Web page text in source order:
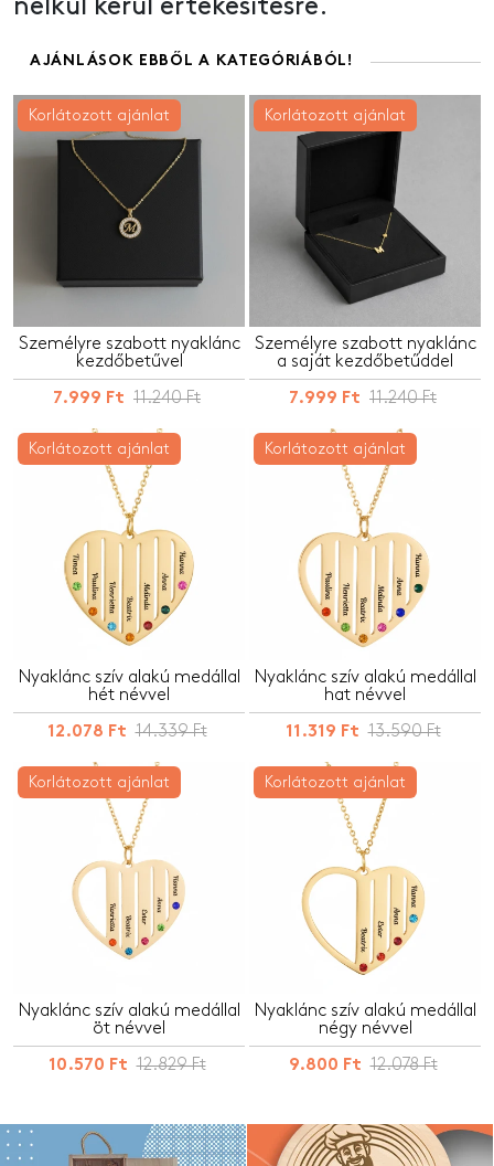
nélkül kerül értékesítésre.
AJÁNLÁSOK EBBŐL A KATEGÓRIÁBÓL!
Korlátozott ajánlat
Személyre szabott nyaklánc
kezdőbetűvel
7.999 Ft 11.240 Ft
Korlátozott ajánlat
Személyre szabott nyaklánc
a saját kezdőbetűddel
7.999 Ft 11.240 Ft
Korlátozott ajánlat
Nyaklánc szív alakú medállal
hét névvel
12.078 Ft 14.339 Ft
Korlátozott ajánlat
Nyaklánc szív alakú medállal
hat névvel
11.319 Ft 13.590 Ft
Korlátozott ajánlat
Nyaklánc szív alakú medállal
öt névvel
10.570 Ft 12.829 Ft
Korlátozott ajánlat
Nyaklánc szív alakú medállal
négy névvel
9.800 Ft 12.078 Ft